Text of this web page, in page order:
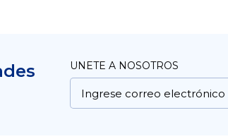
UNETE A NOSOTROS